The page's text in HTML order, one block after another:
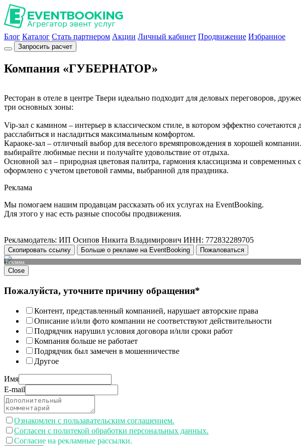
Блог Каталог Стать партнером Акции Личный кабинет Продвижение Избранное
Запросить расчет
Компания «ГУБЕРНАТОР»
Ресторан в отеле в центре Твери идеально подходит для деловых переговоров,
три основных зоны:
Vip-зал с камином – интерьер в классическом стиле, в котором эффектно
расслабиться и насладиться максимальным комфортом.
Караоке-зал – отличный выбор для веселого времяпровождения в хорошей
выбирайте любимые песни и получайте удовольствие от отдыха.
Основной зал – природная цветовая палитра, гармония классицизма и
оформлено с учетом цветовой гаммы, выбранной для праздника.
Реклама
Мы помогаем нашим продавцам рассказать об их услугах на EventBooking.
Для этого у нас есть разные способы продвижения.
Рекламодатель: ИП Осипов Никита Владимирович ИНН: 772832289705
Скопировать ссылку Больше о рекламе на EventBooking Пожаловаться
Реклама
Close
Пожалуйста, уточните причину обращения*
Контент, представленный компанией, нарушает авторские права
Описание и/или фото компании не соответствуют действительности
Подрядчик нарушил условия договора и/или сроки работ
Компания больше не работает
Подрядчик был замечен в мошенничестве
Другое
Имя
E-mail
Ознакомлен с пользавательским соглашением.
Согласен с политекой обработки персональных данных.
Согласие на рекламные рассылки.